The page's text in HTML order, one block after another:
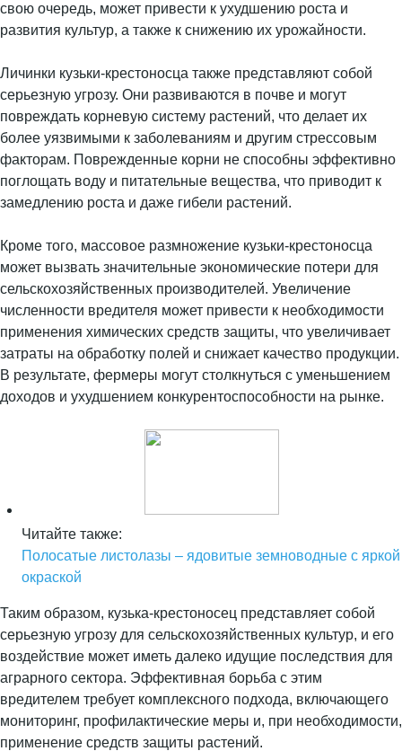
свою очередь, может привести к ухудшению роста и
развития культур, а также к снижению их урожайности.
Личинки кузьки-крестоносца также представляют собой
серьезную угрозу. Они развиваются в почве и могут
повреждать корневую систему растений, что делает их
более уязвимыми к заболеваниям и другим стрессовым
факторам. Поврежденные корни не способны эффективно
поглощать воду и питательные вещества, что приводит к
замедлению роста и даже гибели растений.
Кроме того, массовое размножение кузьки-крестоносца
может вызвать значительные экономические потери для
сельскохозяйственных производителей. Увеличение
численности вредителя может привести к необходимости
применения химических средств защиты, что увеличивает
затраты на обработку полей и снижает качество продукции.
В результате, фермеры могут столкнуться с уменьшением
доходов и ухудшением конкурентоспособности на рынке.
Читайте также:
Полосатые листолазы – ядовитые земноводные с яркой
окраской
Таким образом, кузька-крестоносец представляет собой
серьезную угрозу для сельскохозяйственных культур, и его
воздействие может иметь далеко идущие последствия для
аграрного сектора. Эффективная борьба с этим
вредителем требует комплексного подхода, включающего
мониторинг, профилактические меры и, при необходимости,
применение средств защиты растений.